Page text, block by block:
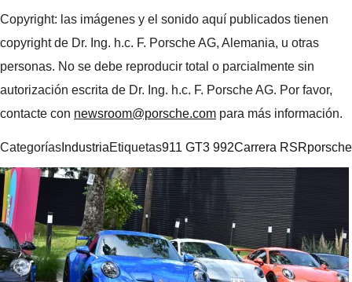
Copyright: las imágenes y el sonido aquí publicados tienen
copyright de Dr. Ing. h.c. F. Porsche AG, Alemania, u otras
personas. No se debe reproducir total o parcialmente sin
autorización escrita de Dr. Ing. h.c. F. Porsche AG. Por favor,
contacte con newsroom@porsche.com para más información.
Categorías IndustriaEtiquetas911 GT3 992Carrera RSRporsche
Navegación
de
entradas